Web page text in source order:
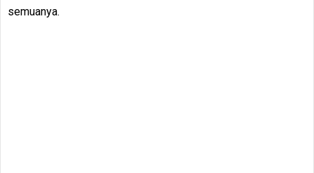
semuanya.